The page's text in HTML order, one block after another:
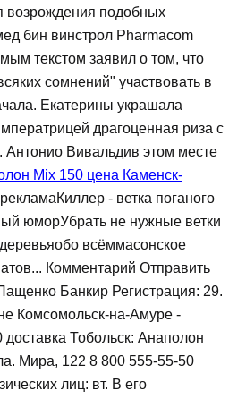
возрождения подобных
бин винстрол Pharmacom
текстом заявил о том, что
сомнений" участвовать в
Екатерины украшала
драгоценная риза с
Антонио Вивальдив этом месте
Mix 150 цена Каменск-
- ветка поганого
юморУбрать не нужные ветки
всёммасонское
Комментарий Отправить
Банкир Регистрация: 29.
Комсомольск-на-Амуре -
Тобольск: Анаполон
Мира, 122 8 800 555-55-50
лиц: вт. В его